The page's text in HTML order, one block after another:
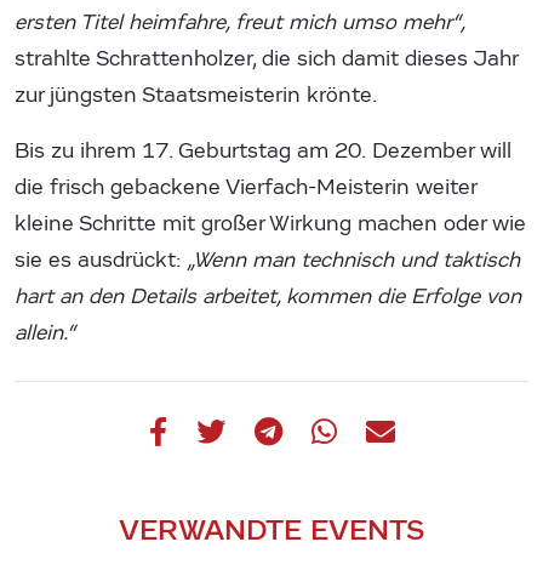
ersten Titel heimfahre, freut mich umso mehr“,
strahlte Schrattenholzer, die sich damit dieses Jahr
zur jüngsten Staatsmeisterin krönte.
Bis zu ihrem 17. Geburtstag am 20. Dezember will
die frisch gebackene Vierfach-Meisterin weiter
kleine Schritte mit großer Wirkung machen oder wie
sie es ausdrückt: „Wenn man technisch und taktisch
hart an den Details arbeitet, kommen die Erfolge von
allein.“
VERWANDTE EVENTS